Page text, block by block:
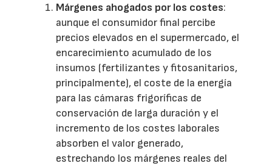
Márgenes ahogados por los costes:
aunque el consumidor final percibe
precios elevados en el supermercado, el
encarecimiento acumulado de los
insumos (fertilizantes y fitosanitarios,
principalmente), el coste de la energía
para las cámaras frigoríficas de
conservación de larga duración y el
incremento de los costes laborales
absorben el valor generado,
estrechando los márgenes reales del